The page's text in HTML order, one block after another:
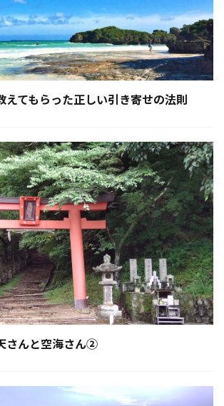
えてもらった正しい引き寄せの法則
さんと空海さん②